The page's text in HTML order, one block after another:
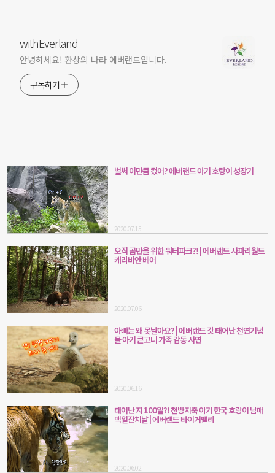
withEverland
안녕하세요! 환상의 나라 에버랜드입니다.
구독하기
벌써 이만큼 컸어? 에버랜드 아기 호랑이 성장기
2020.07.15
오직 곰만을 위한 워터파크?! | 에버랜드 사파리월드
캐리비안 베어
2020.07.06
아빠는 왜 못날아요? | 에버랜드 갓 태어난 천연기념
물 아기 큰고니 가족 감동 사연
2020.06.16
태어난 지 100일?! 천방지축 아기 한국 호랑이 남매
백일잔치날 | 에버랜드 타이거밸리
2020.06.02